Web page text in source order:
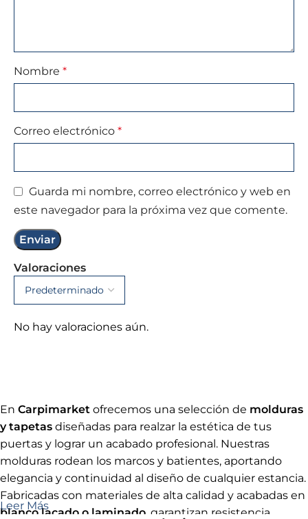
Valoraciones
No hay valoraciones aún.
Nombre *
Correo electrónico *
Guarda mi nombre, correo electrónico y web en
este navegador para la próxima vez que comente.
En Carpimarket ofrecemos una selección de molduras
y tapetas diseñadas para realzar la estética de tus
puertas y lograr un acabado profesional. Nuestras
molduras rodean los marcos y batientes, aportando
elegancia y continuidad al diseño de cualquier estancia.
Fabricadas con materiales de alta calidad y acabadas en
blanco lacado o laminado , garantizan resistencia,
Leer Más